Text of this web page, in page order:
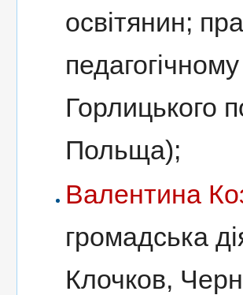
освітянин;
Горлицького
Польща);
Валентина
громадська
Клочков,